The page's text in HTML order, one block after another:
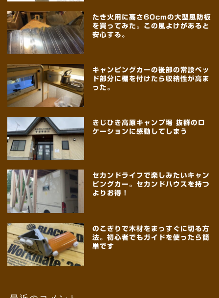
たき火用に高さ60cmの大型風防板
を買ってみた。この風よけがあると
安心する。
キャンピングカーの後部の常設ベッ
ド部分に棚を付けたら収納性が高ま
った。
きじひき高原キャンプ場 抜群のロ
ケーションに感動してしまう
セカンドライフで楽しみたいキャン
ピングカー。セカンドハウスを持つ
よりお得！
のこぎりで木材をまっすぐに切る方
法。初心者でもガイドを使ったら簡
単です